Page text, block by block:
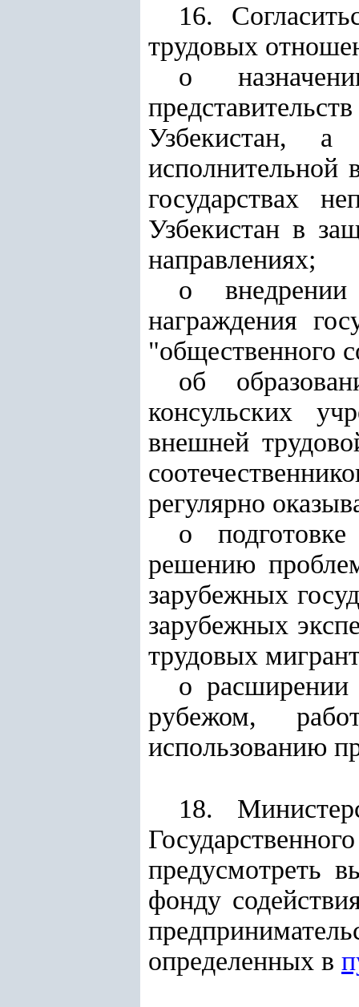
16.
трудовых
о
Узбекистан, а
исполнительной
государствах
Узбекистан в
направлениях;
о
награждения
"общественного
об
консульских
внешней
регулярно
о
решению
зарубежных
зарубежных
трудовых
о расширении
рубежом,
использованию
18.
предусмотреть
фонду
определенных в